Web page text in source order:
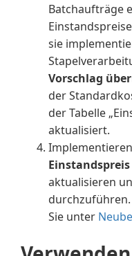
Batchaufträge
sie
Vorschlag
der
der Tabelle
aktualisiert.
Einstandspreis
aktualisieren
Sie unter